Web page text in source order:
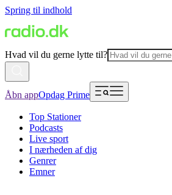
Spring til indhold
Hvad vil du gerne lytte til?
Åbn appOpdag Prime
Top Stationer
Podcasts
Live sport
I nærheden af dig
Genrer
Emner